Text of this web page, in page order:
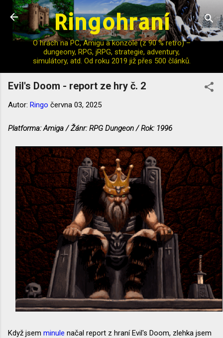
Přeskočit na hlavní obsah
Ringohraní
O hrách na PC, Amigu a konzole (z 90 % retro) –
dungeony, RPG, jRPG, strategie, adventury,
simulátory, atd. Od roku 2019 již přes 500 článků.
Evil's Doom - report ze hry č. 2
Autor: Ringo června 03, 2025
Platforma: Amiga / Žánr: RPG Dungeon / Rok: 1996
Když jsem minule načal report z hraní Evil's Doom, zlehka jsem